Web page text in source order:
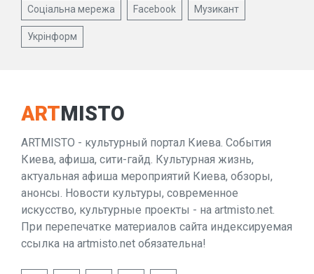
Соціальна мережа Facebook Музикант
Укрінформ
ARTMISTO
ARTMISTO - культурный портал Киева. События
Киева, афиша, сити-гайд. Культурная жизнь,
актуальная афиша мероприятий Киева, обзоры,
анонсы. Новости культуры, современное
искусство, культурные проекты - на artmisto.net.
При перепечатке материалов сайта индексируемая
ссылка на artmisto.net обязательна!